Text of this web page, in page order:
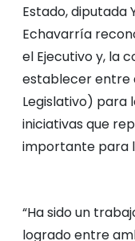
Estado, diputada
Echavarría
el Ejecutivo y, la
establecer entre
Legislativo) para
iniciativas que
importante para
“Ha sido un
logrado entre